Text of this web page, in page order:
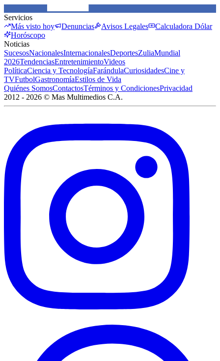
Servicios
Más visto hoy
Denuncias Avisos Legales
Calculadora Dólar
Horóscopo
Noticias
SucesosNacionalesInternacionalesDeportesZuliaMundial
2026TendenciasEntretenimientoVideos
PolíticaCiencia y TecnologíaFarándulaCuriosidadesCine y
TVFutbolGastronomíaEstilos de Vida
Quiénes SomosContactosTérminos y CondicionesPrivacidad
2012 - 2026 © Mas Multimedios C.A.